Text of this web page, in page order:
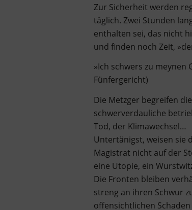
Zur Sicherheit werden
täglich. Zwei Stunden
enthalten sei, das nicht
und finden noch Zeit,
»Ich schwers zu
Fünfergericht)
Die Metzger begreifen
schwerverdauliche
Tod, der Klimawechsel…
Untertänigst, weisen sie
Magistrat nicht auf der
eine Utopie, ein
Die Fronten bleiben
streng an ihren Schwur
offensichtlichen